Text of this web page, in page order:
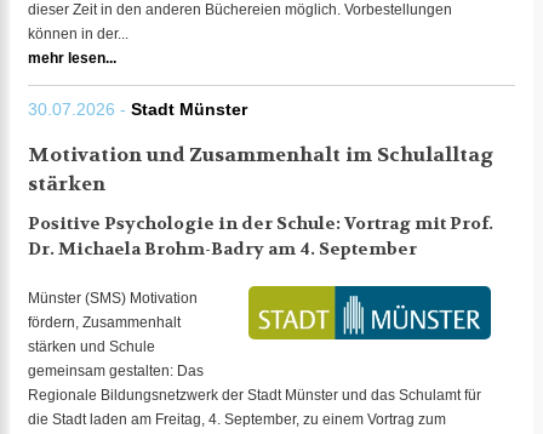
dieser Zeit in den anderen Büchereien möglich. Vorbestellungen
können in der...
mehr lesen...
30.07.2026 - Stadt Münster
Motivation und Zusammenhalt im Schulalltag
stärken
Positive Psychologie in der Schule: Vortrag mit Prof.
Dr. Michaela Brohm-Badry am 4. September
Münster (SMS) Motivation
fördern, Zusammenhalt
stärken und Schule
gemeinsam gestalten: Das
Regionale Bildungsnetzwerk der Stadt Münster und das Schulamt für
die Stadt laden am Freitag, 4. September, zu einem Vortrag zum